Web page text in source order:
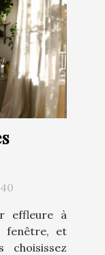
effleure à
fenêtre, et